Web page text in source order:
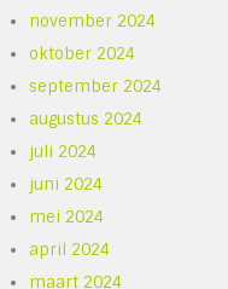
november 2024
oktober 2024
september 2024
augustus 2024
juli 2024
juni 2024
mei 2024
april 2024
maart 2024